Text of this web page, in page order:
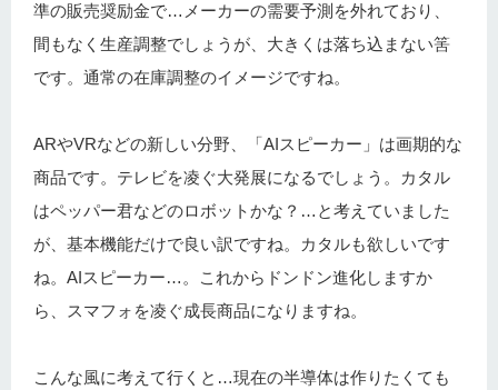
準の販売奨励金で…メーカーの需要予測を外れており、
間もなく生産調整でしょうが、大きくは落ち込まない筈
です。通常の在庫調整のイメージですね。
ARやVRなどの新しい分野、「AIスピーカー」は画期的な
商品です。テレビを凌ぐ大発展になるでしょう。カタル
はペッパー君などのロボットかな？…と考えていました
が、基本機能だけで良い訳ですね。カタルも欲しいです
ね。AIスピーカー…。これからドンドン進化しますか
ら、スマフォを凌ぐ成長商品になりますね。
こんな風に考えて行くと…現在の半導体は作りたくても